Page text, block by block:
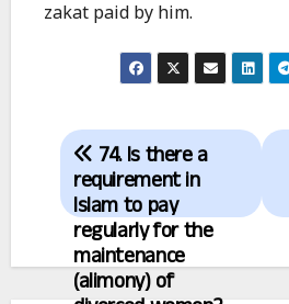
zakat paid by him.
Post
navigation
74. Is there a
requirement in
Islam to pay
regularly for the
maintenance
(alimony) of